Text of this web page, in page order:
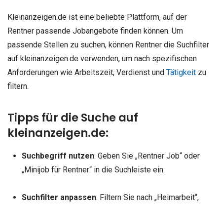
Kleinanzeigen.de ist eine beliebte Plattform, auf der
Rentner passende Jobangebote finden können. Um
passende Stellen zu suchen, können Rentner die Suchfilter
auf kleinanzeigen.de verwenden, um nach spezifischen
Anforderungen wie Arbeitszeit, Verdienst und Tätigkeit zu
filtern.
Tipps für die Suche auf
kleinanzeigen.de:
Suchbegriff nutzen: Geben Sie „Rentner Job“ oder
„Minijob für Rentner“ in die Suchleiste ein.
Suchfilter anpassen: Filtern Sie nach „Heimarbeit“,